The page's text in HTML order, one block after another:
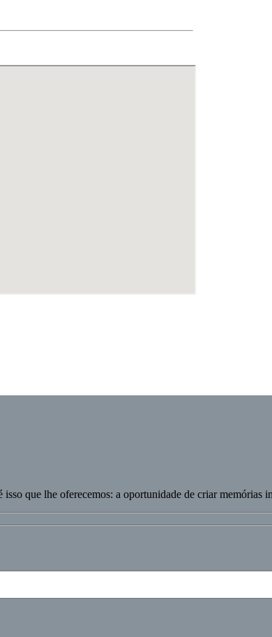
que lhe oferecemos: a oportunidade de criar memórias